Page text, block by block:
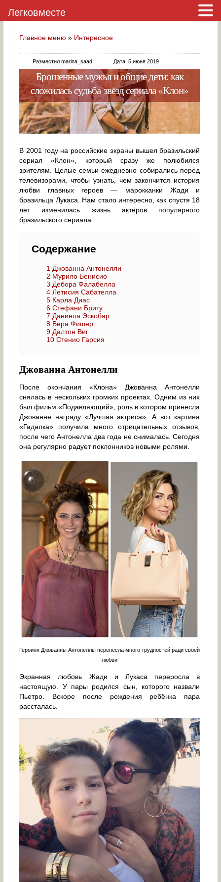
Главное меню » Интересное
Разместил marina_saad Дата: 5 июня 2019
Брошенные мужья и общие дети: как
сложилась судьба звёзд сериала «Клон»
В 2001 году на российские экраны вышел бразильский
сериал «Клон», который сразу же полюбился
зрителям. Целые семьи ежедневно собирались перед
телевизорами, чтобы узнать, чем закончится история
любви главных героев — марокканки Жади и
бразильца Лукаса. Нам стало интересно, как спустя 18
лет изменилась жизнь актёров популярного
бразильского сериала.
Содержание
1 Джованна Антонелли
2 Мурило Бенисио
3 Дебора Фалабелла
4 Летисия Сабателла
5 Карла Диас
6 Стефани Бриту
7 Даниела Эскобар
8 Вера Фишер
9 Далтон Виг
10 Стенио Гарсия
Джованна Антонелли
После окончания «Клона» Джованна Антонелли
снялась в нескольких громких проектах. Одним из них
был фильм «Подавляющий», роль в котором принесла
Джованне награду «Лучшая актриса». А вот картина
«Гадалка» получила много отрицательных отзывов,
после чего Антонелла два года не снималась. Сегодня
она регулярно радует поклонников новыми ролями.
Героиня Джованны Антонеллы перенесла много трудностей ради своей
любви
Экранная любовь Жади и Лукаса переросла в
настоящую. У пары родился сын, которого назвали
Пьетро. Вскоре после рождения ребёнка пара
рассталась.
Легковместе